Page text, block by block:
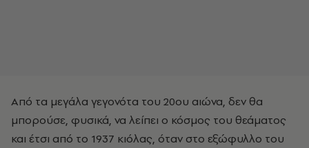
Από τα μεγάλα γεγονότα του 20ου αιώνα, δεν θα
μπορούσε, φυσικά, να λείπει ο κόσμος του θεάματος
και έτσι από το 1937 κιόλας, όταν στο εξώφυλλο του